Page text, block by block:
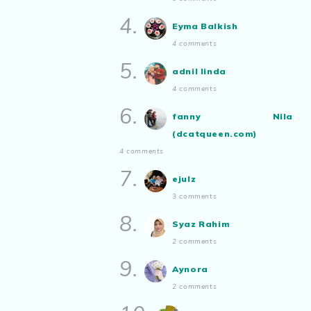
4. Eyma Balkish
4 comments
5. adnil linda
4 comments
6.
fanny Nila
(dcatqueen.com)
4 comments
7. ejulz
3 comments
8. Syaz Rahim
2 comments
9. Aynora
2 comments